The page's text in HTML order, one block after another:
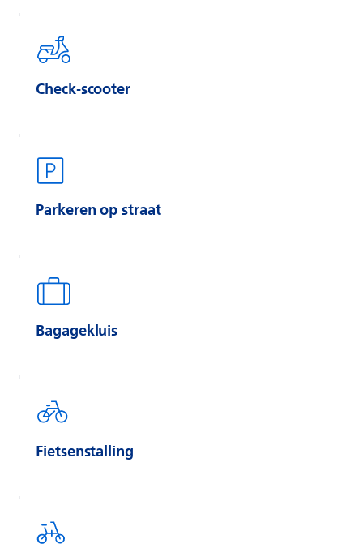
Check-scooter
Parkeren op straat
Bagagekluis
Fietsenstalling